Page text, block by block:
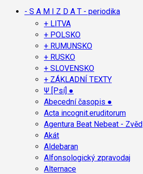
- S A M I Z D A T - periodika
+ LITVA
+ POLSKO
+ RUMUNSKO
+ RUSKO
+ SLOVENSKO
+ ZÁKLADNÍ TEXTY
Ψ [Psí] ●
Abecední časopis ●
Acta incognit.eruditorum
Agentura Beat Nebeat - Zvěd
Akát
Aldebaran
Alfonsologický zpravodaj
Alternace